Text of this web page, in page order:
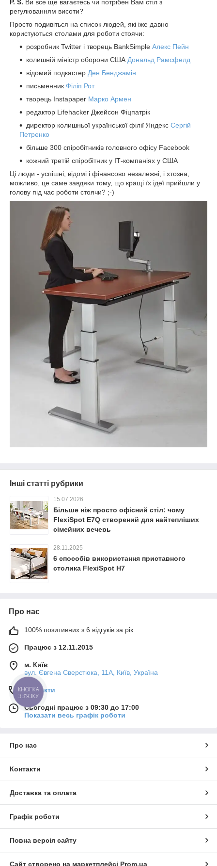
P. S. Ви все ще вагаєтесь чи потрібен Вам стіл з
регулюванням висоти?
Просто подивіться на список людей, які іже давно
користуються столами для роботи стоячи:
розробник Twitter і творець BankSimple Алекс Пейн
колишній міністр оборони США Дональд Рамсфелд
відомий подкастер Ден Бенджамін
письменник Філіп Рот
творець Instapaper Марко Армен
редактор Lifehacker Джейсон Фіцпатрік
директор колишньої української філії Яндекс Сергій
Петренко
більше 300 спіробітників головного офісу Facebook
кожний третій спіробітник у ІТ-компаніях у США
Ці люди - успішні, відомі і фінансово незалежні, і хтозна,
можливо, це саме завдяки тому, що кращі їх ідеї прийшли у
голову під час роботи стоячи? ;-)
Інші статті рубрики
15.07.2026
Більше ніж просто офісний стіл: чому
FlexiSpot E7Q створений для найтепліших
сімейних вечерь
28.11.2025
6 способів використання приставного
столика FlexiSpot H7
Про нас
100% позитивних з 6 відгуків за рік
Працює з 12.11.2015
м. Київ
вул. Євгена Сверстюка, 11А, Київ, Україна
Контакти
Сьогодні працює з 09:30 до 17:00
Показати весь графік роботи
Про нас
Контакти
Доставка та оплата
Графік роботи
Повна версія сайту
Сайт створено на маркетплейсі Prom.ua
КНОПКА
ЗВ'ЯЗКУ